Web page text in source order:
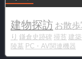
建物探訪 お散
り 鎌倉史跡碑 掃苔 建
陵墓 PC・AV関連機器